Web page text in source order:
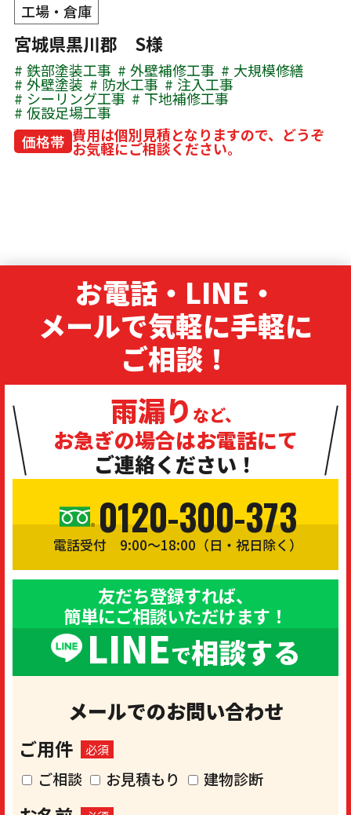
工場・倉庫
宮城県黒川郡 S様
鉄部塗装工事 外壁補修工事 大規模修繕
外壁塗装 防水工事 注入工事
シーリング工事 下地補修工事
仮設足場工事
価格帯 費用は個別見積となりますので、どうぞ
お気軽にご相談ください。
お電話・LINE・
メールで気軽に手軽に
ご相談！
雨漏り など、
お急ぎの場合はお電話にて
ご連絡ください！
0120-300-373
電話受付 9:00〜18:00（日・祝日除く）
友だち登録すれば、
簡単にご相談いただけます！
LINEで相談する
メールでのお問い合わせ
ご用件 必須
ご相談 お見積もり 建物診断